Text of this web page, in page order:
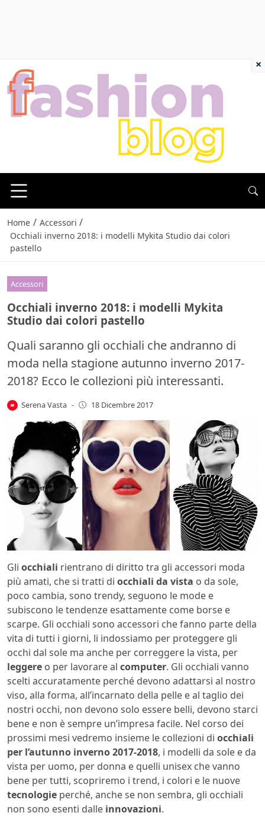
Home / Accessori /
Occhiali inverno 2018: i modelli Mykita Studio dai colori
pastello
Accessori
Occhiali inverno 2018: i modelli Mykita
Studio dai colori pastello
Quali saranno gli occhiali che andranno di
moda nella stagione autunno inverno 2017-
2018? Ecco le collezioni più interessanti.
Serena Vasta - 18 Dicembre 2017
Gli occhiali rientrano di diritto tra gli accessori moda
più amati, che si tratti di occhiali da vista o da sole,
poco cambia, sono trendy, seguono le mode e
subiscono le tendenze esattamente come borse e
scarpe. Gli occhiali sono accessori che fanno parte della
vita di tutti i giorni, li indossiamo per proteggere gli
occhi dal sole ma anche per correggere la vista, per
leggere o per lavorare al computer. Gli occhiali vanno
scelti accuratamente perché devono adattarsi al nostro
viso, alla forma, all’incarnato della pelle e al taglio dei
nostri occhi, non devono solo essere belli, devono starci
bene e non è sempre un’impresa facile. Nel corso dei
prossimi mesi vedremo insieme le collezioni di occhiali
per l’autunno inverno 2017-2018, i modelli da sole e da
vista per uomo, per donna e quelli unisex che vanno
bene per tutti, scopriremo i trend, i colori e le nuove
tecnologie perché, anche se non sembra, gli occhiali
non sono esenti dalle innovazioni.
×